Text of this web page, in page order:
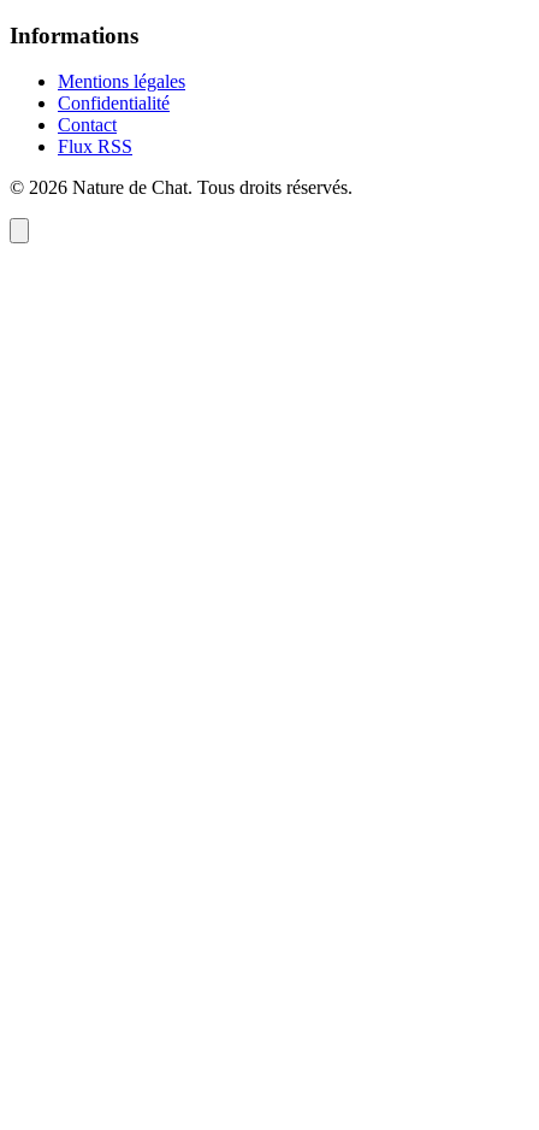
Informations
Mentions légales
Confidentialité
Contact
Flux RSS
© 2026 Nature de Chat. Tous droits réservés.